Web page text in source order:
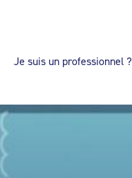
Je suis un professionnel ?